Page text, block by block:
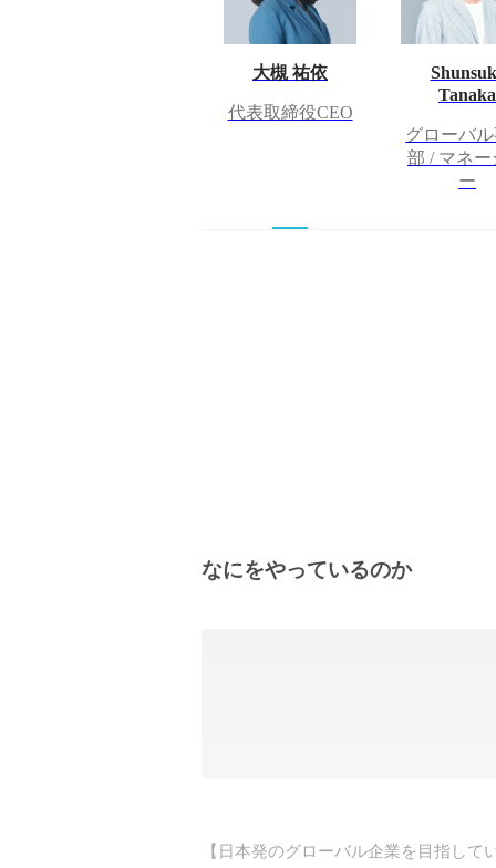
大槻 祐依
代表取締役CEO
Tanaka
グローバ
部 / マネー
ー
なにをやっているのか
【日本発のグローバル企業を目指して